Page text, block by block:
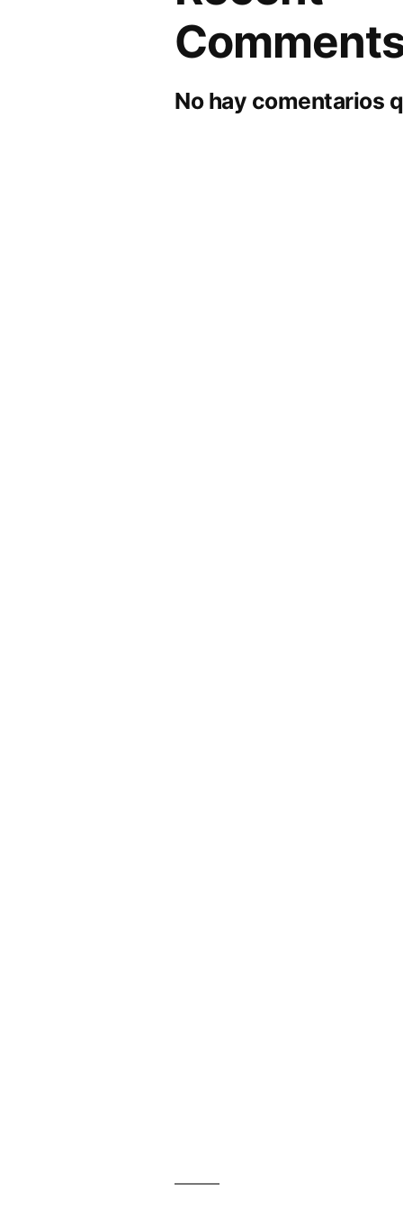
No hay comentarios